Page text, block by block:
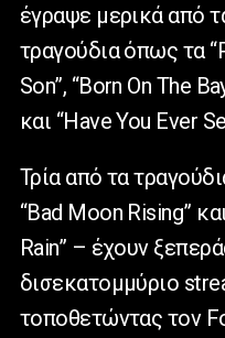
έγραψε μερικά από
τραγούδια όπως τα
Son”, “Born On The
και “Have You Ever
Τρία από τα
“Bad Moon Rising”
Rain” – έχουν
δισεκατομμύριο
τοποθετώντας τον